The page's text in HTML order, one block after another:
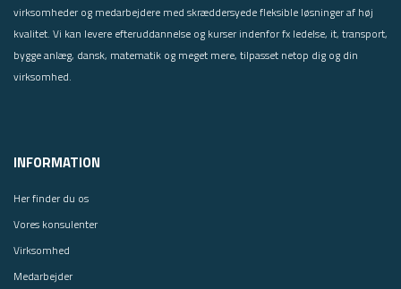
virksomheder og medarbejdere med skræddersyede fleksible løsninger af høj
kvalitet. Vi kan levere efteruddannelse og kurser indenfor fx ledelse, it, transport,
bygge anlæg, dansk, matematik og meget mere, tilpasset netop dig og din
virksomhed.
INFORMATION
Her finder du os
Vores konsulenter
Virksomhed
Medarbejder